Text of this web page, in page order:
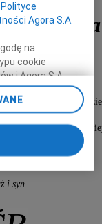
55 lat
święta żałobną
o godzinie 13.30
przy ul.
pogrążeni
i syn
Polityce
Agora S.A.
na
cookie
i Agora S.A.
też w każdej
cookie,
Twoimi
serwisu i
także za